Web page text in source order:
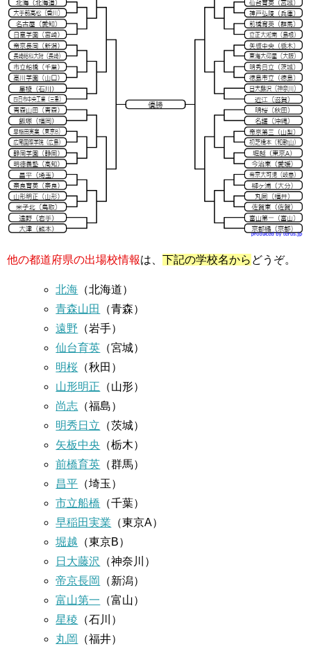
他の都道府県の出場校情報は、 下記の学校名から どうぞ。
北海 （北海道）
青森山田
（青森）
遠野 （岩手）
仙台育英 （宮城）
明桜 （秋田）
山形明正 （山形）
尚志 （福島）
明秀日立 （茨城）
矢板中央 （栃木）
前橋育英 （群馬）
昌平 （埼玉）
市立船橋 （千葉）
早稲田実業 （東京A）
堀越 （東京B）
日大藤沢
（神奈川）
帝京長岡
（新潟）
富山第一 （富山）
星稜 （石川）
丸岡
（福井）